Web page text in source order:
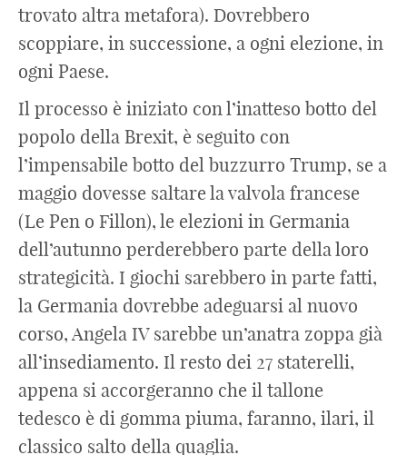
trovato altra metafora). Dovrebbero
scoppiare, in successione, a ogni elezione, in
ogni Paese.
Il processo è iniziato con l’inatteso botto del
popolo della Brexit, è seguito con
l’impensabile botto del buzzurro Trump, se a
maggio dovesse saltare la valvola francese
(Le Pen o Fillon), le elezioni in Germania
dell’autunno perderebbero parte della loro
strategicità. I giochi sarebbero in parte fatti,
la Germania dovrebbe adeguarsi al nuovo
corso, Angela IV sarebbe un’anatra zoppa già
all’insediamento. Il resto dei 27 staterelli,
appena si accorgeranno che il tallone
tedesco è di gomma piuma, faranno, ilari, il
classico salto della quaglia.